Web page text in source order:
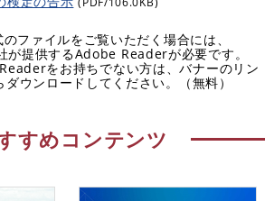
のファイルをご覧いただく場合には、
が提供するAdobe Readerが必要です。
をお持ちでない方は、バナーのリン
ダウンロードしてください。（無料）
すめコンテンツ